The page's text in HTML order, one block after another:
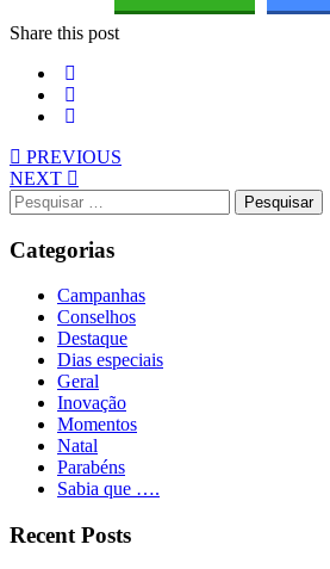
Share this post
PREVIOUS
NEXT
Pesquisar
por:
Categorias
Campanhas
Conselhos
Destaque
Dias especiais
Geral
Inovação
Momentos
Natal
Parabéns
Sabia que ….
Recent Posts